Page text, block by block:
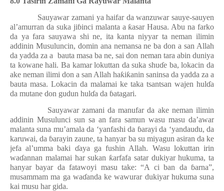
Sauyawar zamani ya haifar da wanzuwar sauye-sauyen
al’amurran da suka jiɓinci malanta a ƙasar Hausa. Abu na farko
da ya fara sauyawa shi ne, ita kanta niyyar ta neman ilimin
addinin Musuluncin, domin ana nemansa ne ba don a san Allah
da yadda za a bauta masa ba ne, sai don neman tara abin duniya
ta kowane hali. Ba kamar lokuttan da suka shuɗe ba, lokacin da
ake neman ilimi don a san Allah haƙiƙanin saninsa da yadda za a
bauta masa. Lokacin da malamai ke taka tsantsan wajen hulɗa
da mutane don gudun hulɗa da ɓatagari.
Sauyawar zamani da manufar da ake neman ilimin
addinin Musulunci sun sa an fara samun wasu masu da’awar
malanta suna mu’amala da ‘yanfashi da ɓarayi da ‘yandaudu, da
karuwai, da ɓarayin zaune, ta hanyar ba su miyagun asiran da ke
jefa al’umma baki ɗaya ga fushin Allah. Wasu lokuttan irin
waɗannan malamai har sukan ƙarfafa satar dukiyar hukuma, ta
hanyar bayar da fatawoyi masu take: “A ci ban da ɓarna”,
musammam ma ga waɗanda ke wawurar dukiyar hukuma suna
kai musu har gida.